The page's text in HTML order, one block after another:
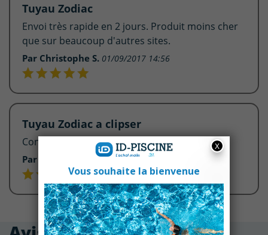
Tuyau Zodiac
Envoi très rapide en 2 jours. Produit moins cher
que sur beaucoup d'autres sites.
Par Christophe S. 01/09/2017 14:56
Tuyau Zodiac a clipser
Conforme aux attentes. Livraison très rapide.
Par Philippe L. 07/12/2016 21:49